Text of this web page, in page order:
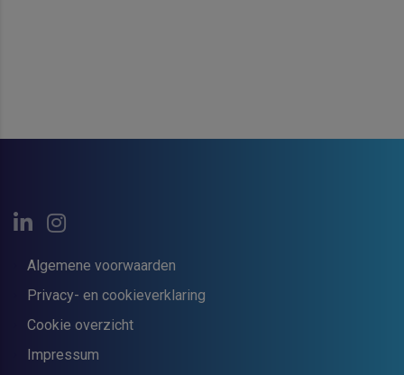
Algemene voorwaarden
Privacy- en cookieverklaring
Cookie overzicht
Impressum